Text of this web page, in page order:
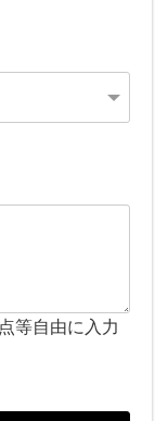
等自由に入力